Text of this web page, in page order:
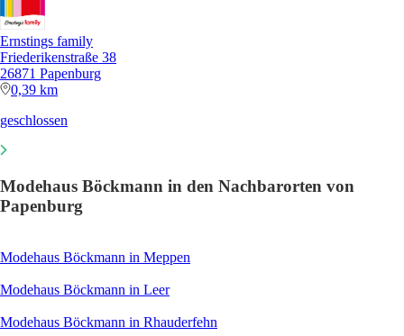
Ernstings family
Friederikenstraße 38
26871 Papenburg
0,39 km
geschlossen
Modehaus Böckmann in den Nachbarorten von
Papenburg
Modehaus Böckmann in Meppen
Modehaus Böckmann in Leer
Modehaus Böckmann in Rhauderfehn